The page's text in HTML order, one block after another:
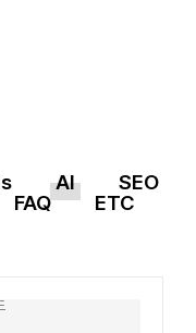
AI
SEO
FAQ ETC